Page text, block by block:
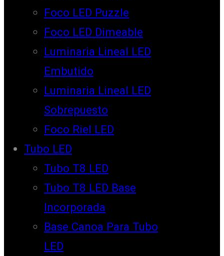
Foco LED Puzzle
Foco LED Dimeable
Luminaria Lineal LED
Embutido
Luminaria Lineal LED
Sobrepuesto
Foco Riel LED
Tubo LED
Tubo T8 LED
Tubo T8 LED Base
Incorporada
Base Canoa Para Tubo
LED